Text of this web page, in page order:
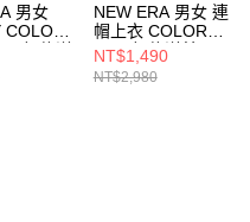
男女
紐約洋
NEW ERA 男女 連
帽上衣 COLOR
ERA 紐約洋基
NE14148951
NT$1,490
NT$2,980